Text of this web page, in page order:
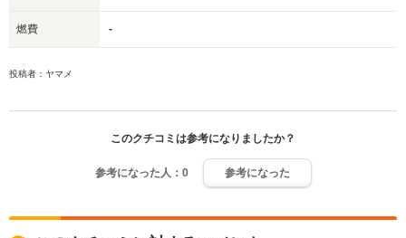
燃費 -
投稿者：ヤマメ
このクチコミは参考になりましたか？
参考になった人： 0 参考になった